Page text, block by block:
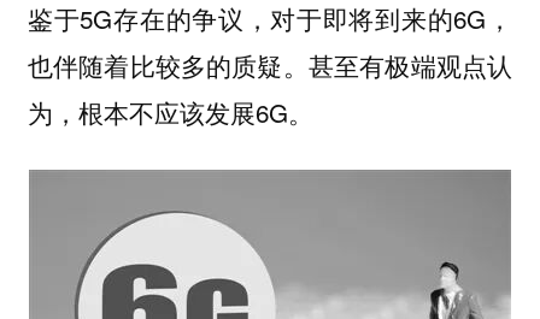
鉴于5G存在的争议，对于即将到来的6G，
也伴随着比较多的质疑。甚至有极端观点认
为，根本不应该发展6G。